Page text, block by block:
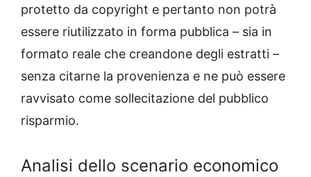
protetto da copyright e pertanto non potrà
essere riutilizzato in forma pubblica – sia in
formato reale che creandone degli estratti –
senza citarne la provenienza e ne può essere
ravvisato come sollecitazione del pubblico
risparmio.
Analisi dello scenario economico